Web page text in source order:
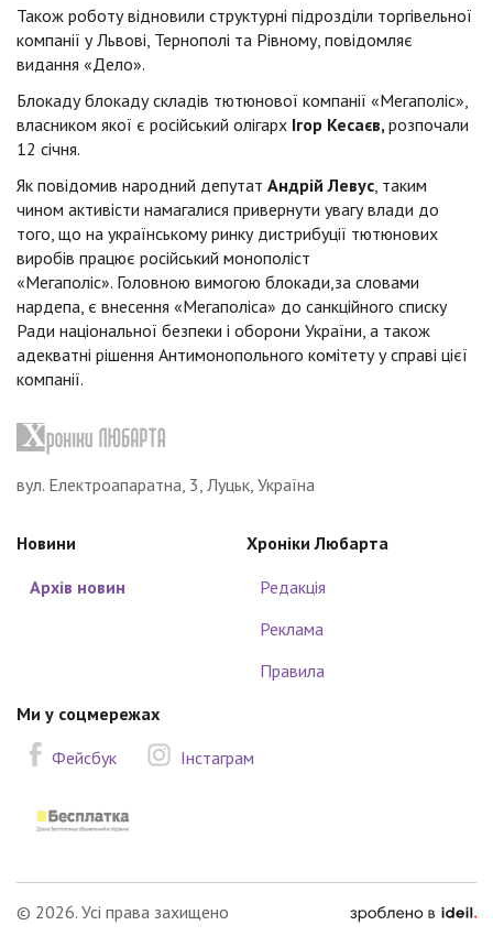
Також роботу відновили структурні підрозділи торгівельної
компанії у Львові, Тернополі та Рівному, повідомляє
видання «Дело».
Блокаду блокаду складів тютюнової компанії «Мегаполіс»,
власником якої є російський олігарх Ігор Кесаєв, розпочали
12 січня.
Як повідомив народний депутат Андрій Левус, таким
чином активісти намагалися привернути увагу влади до
того, що на українському ринку дистрибуції тютюнових
виробів працює російський монополіст
«Мегаполіс». Головною вимогою блокади,за словами
нардепа, є внесення «Мегаполіса» до санкційного списку
Ради національної безпеки і оборони України, а також
адекватні рішення Антимонопольного комітету у справі цієї
компанії.
вул. Електроапаратна, 3, Луцьк, Україна
Новини
Архів новин
Хроніки Любарта
Редакція
Реклама
Правила
Ми у соцмережах
Фейсбук
Інстаграм
© 2026. Усі права захищено
зроблено